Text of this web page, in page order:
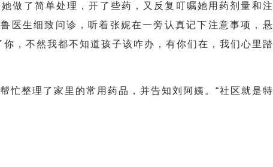
做了简单处理，开了些药，又反复叮嘱她用药剂量和
医生细致问诊，听着张妮在一旁认真记下注意事项，
，不然我都不知道孩子该咋办，有你们在，我们心里
忙整理了家里的常用药品，并告知刘阿姨。“社区就是